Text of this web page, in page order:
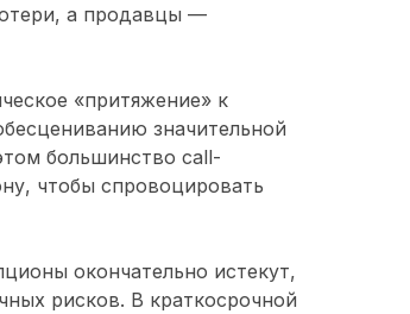
а продавцы —
«притяжение» к
значительной
большинство call-
чтобы спровоцировать
окончательно истекут,
рисков. В краткосрочной